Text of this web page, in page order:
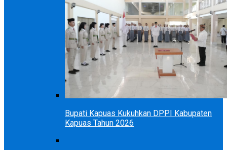
Bupati Kapuas Kukuhkan DPPI Kabupaten
Kapuas Tahun 2026